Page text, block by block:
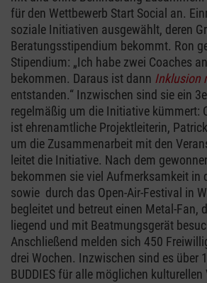
für den Wettbewerb Start Social an.
soziale Initiativen ausgewählt, deren
Beratungsstipendium bekommt. Ron
Stipendium: „Ich habe zwei Coaches
bekommen. Daraus ist dann Inklusion
entstanden.“ Inzwischen sind sie ein
regelmäßig um die Initiative kümmert:
ist ehrenamtliche Projektleiterin,
um die Zusammenarbeit mit den
leitet die Initiative. Nach dem
bekommen sie viel Aufmerksamkeit in
sowie durch das Open-Air-Festival in
begleitet und betreut einen Metal-Fan,
liegend und mit Beatmungsgerät
Anschließend melden sich 450
drei Wochen. Inzwischen sind es über
BUDDIES für alle möglichen